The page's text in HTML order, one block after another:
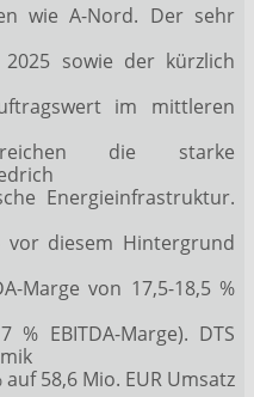
wie A-Nord. Der sehr
sowie der kürzlich
im mittleren
die starke
Energieinfrastruktur.
vor diesem Hintergrund
Marge von 17,5-18,5 %
EBITDA-Marge). DTS
58,6 Mio. EUR Umsatz